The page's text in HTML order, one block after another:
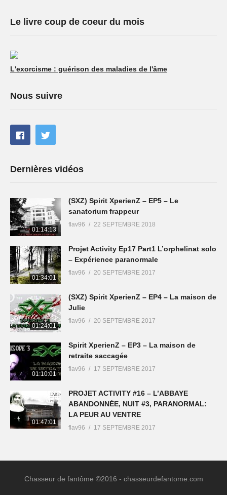
Le livre coup de coeur du mois
L'exorcisme : guérison des maladies de l'âme
Nous suivre
Dernières vidéos
01:14:13
(SXZ) Spirit XperienZ – EP5 – Le
sanatorium frappeur
flav96 22 SEPTEMBRE 2018
01:34:01
Projet Activity Ep17 Part1 L’orphelinat solo
– Expérience paranormale
flav96 20 SEPTEMBRE 2017
01:24:01
(SXZ) Spirit XperienZ – EP4 – La maison de
Julie
flav96 20 SEPTEMBRE 2017
01:10:01
Spirit XperienZ – EP3 – La maison de
retraite saccagée
flav96 17 SEPTEMBRE 2017
01:47:01
PROJET ACTIVITY #16 – L’ABBAYE
ABANDONNÉE, NUIT #3, PARANORMAL:
LA PEUR AU VENTRE
flav96 17 SEPTEMBRE 2017
Chasseur de fantôme ©2016 - chasseurdefantome.com